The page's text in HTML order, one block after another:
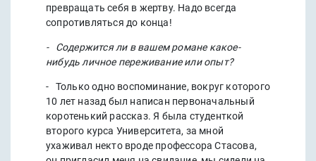
превращать себя в жертву. Надо всегда
сопротивляться до конца!
- Содержится ли в вашем романе какое-
нибудь личное переживание или опыт?
- Только одно воспоминание, вокруг которого
10 лет назад был написан первоначальный
коротенький рассказ. Я была студенткой
второго курса Университета, за мной
ухаживал некто вроде профессора Стасова,